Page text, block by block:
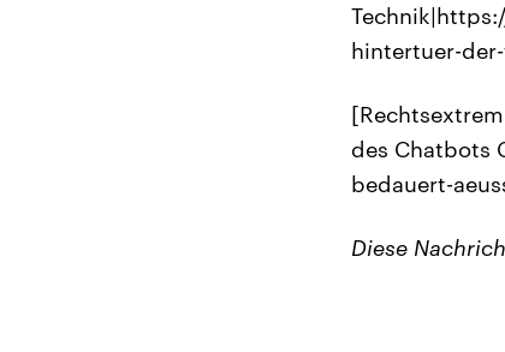
hintertuer-
des Chatbots
bedauert-
Diese